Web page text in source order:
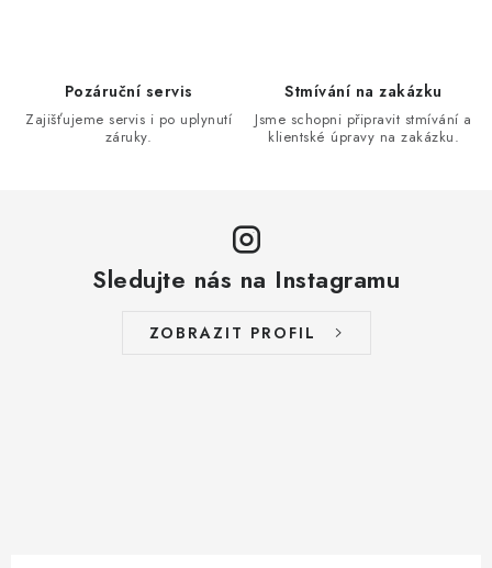
Pozáruční servis
Zajišťujeme servis i po uplynutí
záruky.
Stmívání na zakázku
Jsme schopni připravit stmívání a
klientské úpravy na zakázku.
Sledujte nás na Instagramu
ZOBRAZIT PROFIL